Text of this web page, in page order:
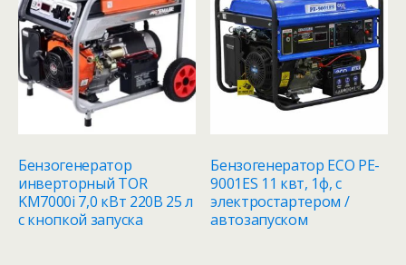
Бензогенератор
инверторный TOR
KM7000i 7,0 кВт 220В 25 л
с кнопкой запуска
Бензогенератор ECO PE-
9001ES 11 квт, 1ф, с
электростартером /
автозапуском